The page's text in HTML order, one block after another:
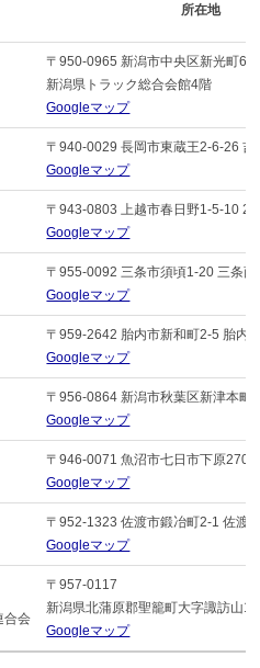
所在地
〒950-0965 新潟市中央区新光町6
新潟県トラック総合会館4階
Googleマップ
〒940-0029 長岡市東蔵王2-6-26 吉
Googleマップ
〒943-0803 上越市春日野1-5-10 2F
Googleマップ
〒955-0092 三条市須頃1-20 三条
Googleマップ
〒959-2642 胎内市新和町2-5 胎内
Googleマップ
〒956-0864 新潟市秋葉区新津本町
Googleマップ
〒946-0071 魚沼市七日市下原270-
Googleマップ
〒952-1323 佐渡市鍛冶町2-1 佐渡
Googleマップ
合会
〒957-0117
新潟県北蒲原郡聖籠町大字諏訪山
Googleマップ